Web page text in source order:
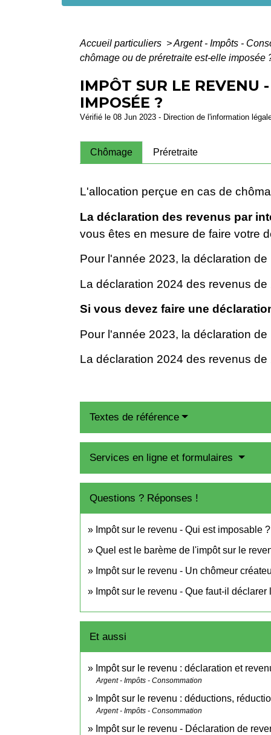
Accueil particuliers >Argent - Impôts -
chômage ou de préretraite est-elle imposée
IMPÔT SUR LE REVENU
IMPOSÉE ?
Vérifié le 08 Jun 2023 - Direction de l'information
Chômage Préretraite
L'allocation perçue en cas de
La déclaration des revenus par
vous êtes en mesure de faire votre
Pour l'année 2023, la déclaration
La déclaration 2024 des revenus
Si vous devez faire une
Pour l'année 2023, la déclaration
La déclaration 2024 des revenus
Textes de référence
Services en ligne et formulaires
Questions ? Réponses !
Impôt sur le revenu - Qui est imposable ?
Quel est le barème de l'impôt sur le
Impôt sur le revenu - Un chômeur
Impôt sur le revenu - Que faut-il
Et aussi
Impôt sur le revenu : déclaration et
Argent - Impôts - Consommation
Impôt sur le revenu : déductions,
Argent - Impôts - Consommation
Impôt sur le revenu - Déclaration de